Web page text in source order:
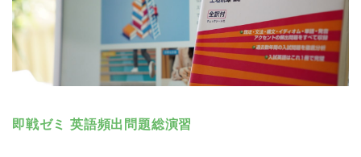
即戦ゼミ 英語頻出問題総演習